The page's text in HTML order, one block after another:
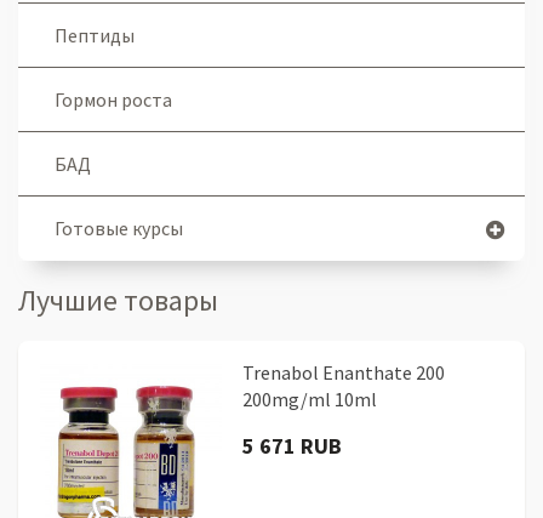
Пептиды
Гормон роста
БАД
Готовые курсы
Лучшие товары
Trenabol Enanthate 200
200mg/ml 10ml
5 671 RUB